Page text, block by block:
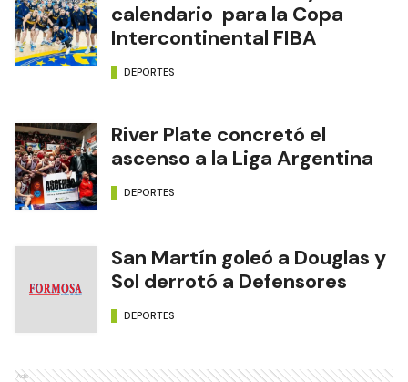
calendario para la Copa
Intercontinental FIBA
DEPORTES
River Plate concretó el
ascenso a la Liga Argentina
DEPORTES
San Martín goleó a Douglas y
Sol derrotó a Defensores
DEPORTES
Ads